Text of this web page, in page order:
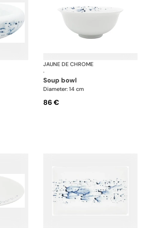
Blue Impression
JAUNE DE CHROME
·
soup bowl
Diameter: 14 cm
86 €